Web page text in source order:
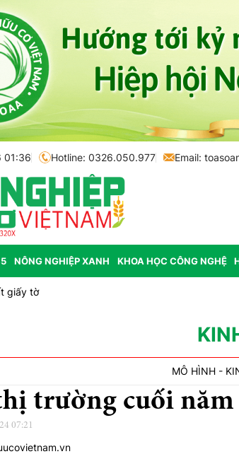
01:36 Hotline: 0326.050.977 Email:
NÔNG NGHIỆP XANH KHOA HỌC CÔNG NGHỆ
giấy tờ
MÔ HÌNH -
trường cuối năm
07:21